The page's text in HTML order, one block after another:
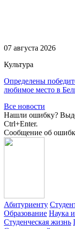
07 августа 2026
Культура
Определены
любимое место в
Все новости
Нашли ошибку?
Ctrl+Enter.
Сообщение об
Абитуриенту
Образование Наука
Студенческая жизнь